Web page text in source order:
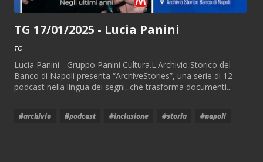
TG 17/01/2025 - Lucia Panini
TG
Lucia Panini - Gruppo Panini Cultura.L'Archivio Storico del
Banco di Napoli presenta “ArchiveStories”, una serie di 12
podcast nella lingua dei segni, che trasforma documenti...
#archivio #podcast #inclusione #storia #napoli